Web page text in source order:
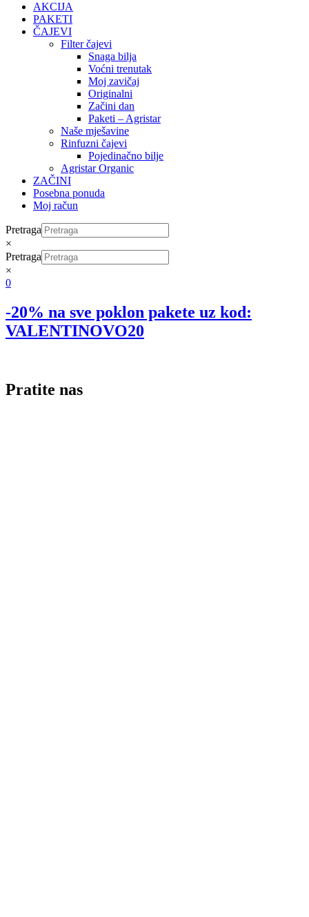
AKCIJA
PAKETI
ČAJEVI
Filter čajevi
Snaga bilja
Voćni trenutak
Moj zavičaj
Originalni
Začini dan
Paketi – Agristar
Naše mješavine
Rinfuzni čajevi
Pojedinačno bilje
Agristar Organic
ZAČINI
Posebna ponuda
Moj račun
Pretraga
×
Pretraga
×
0
-20% na sve poklon pakete uz kod:
VALENTINOVO20
Pratite nas